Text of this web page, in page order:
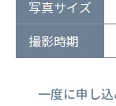
写真サイズ
撮影時期
一度に申し